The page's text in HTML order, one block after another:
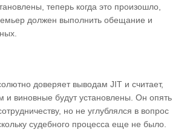
теперь когда это произошло,
должен выполнить обещание и
доверяет выводам JIT и считает,
и виновные будут установлены. Он опять
но не углублялся в вопрос
судебного процесса еще не было.